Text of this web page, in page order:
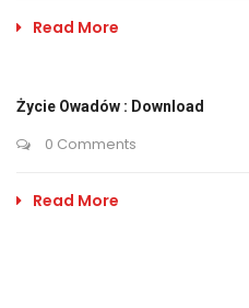
Read More
Życie Owadów : Download
0 Comments
Read More